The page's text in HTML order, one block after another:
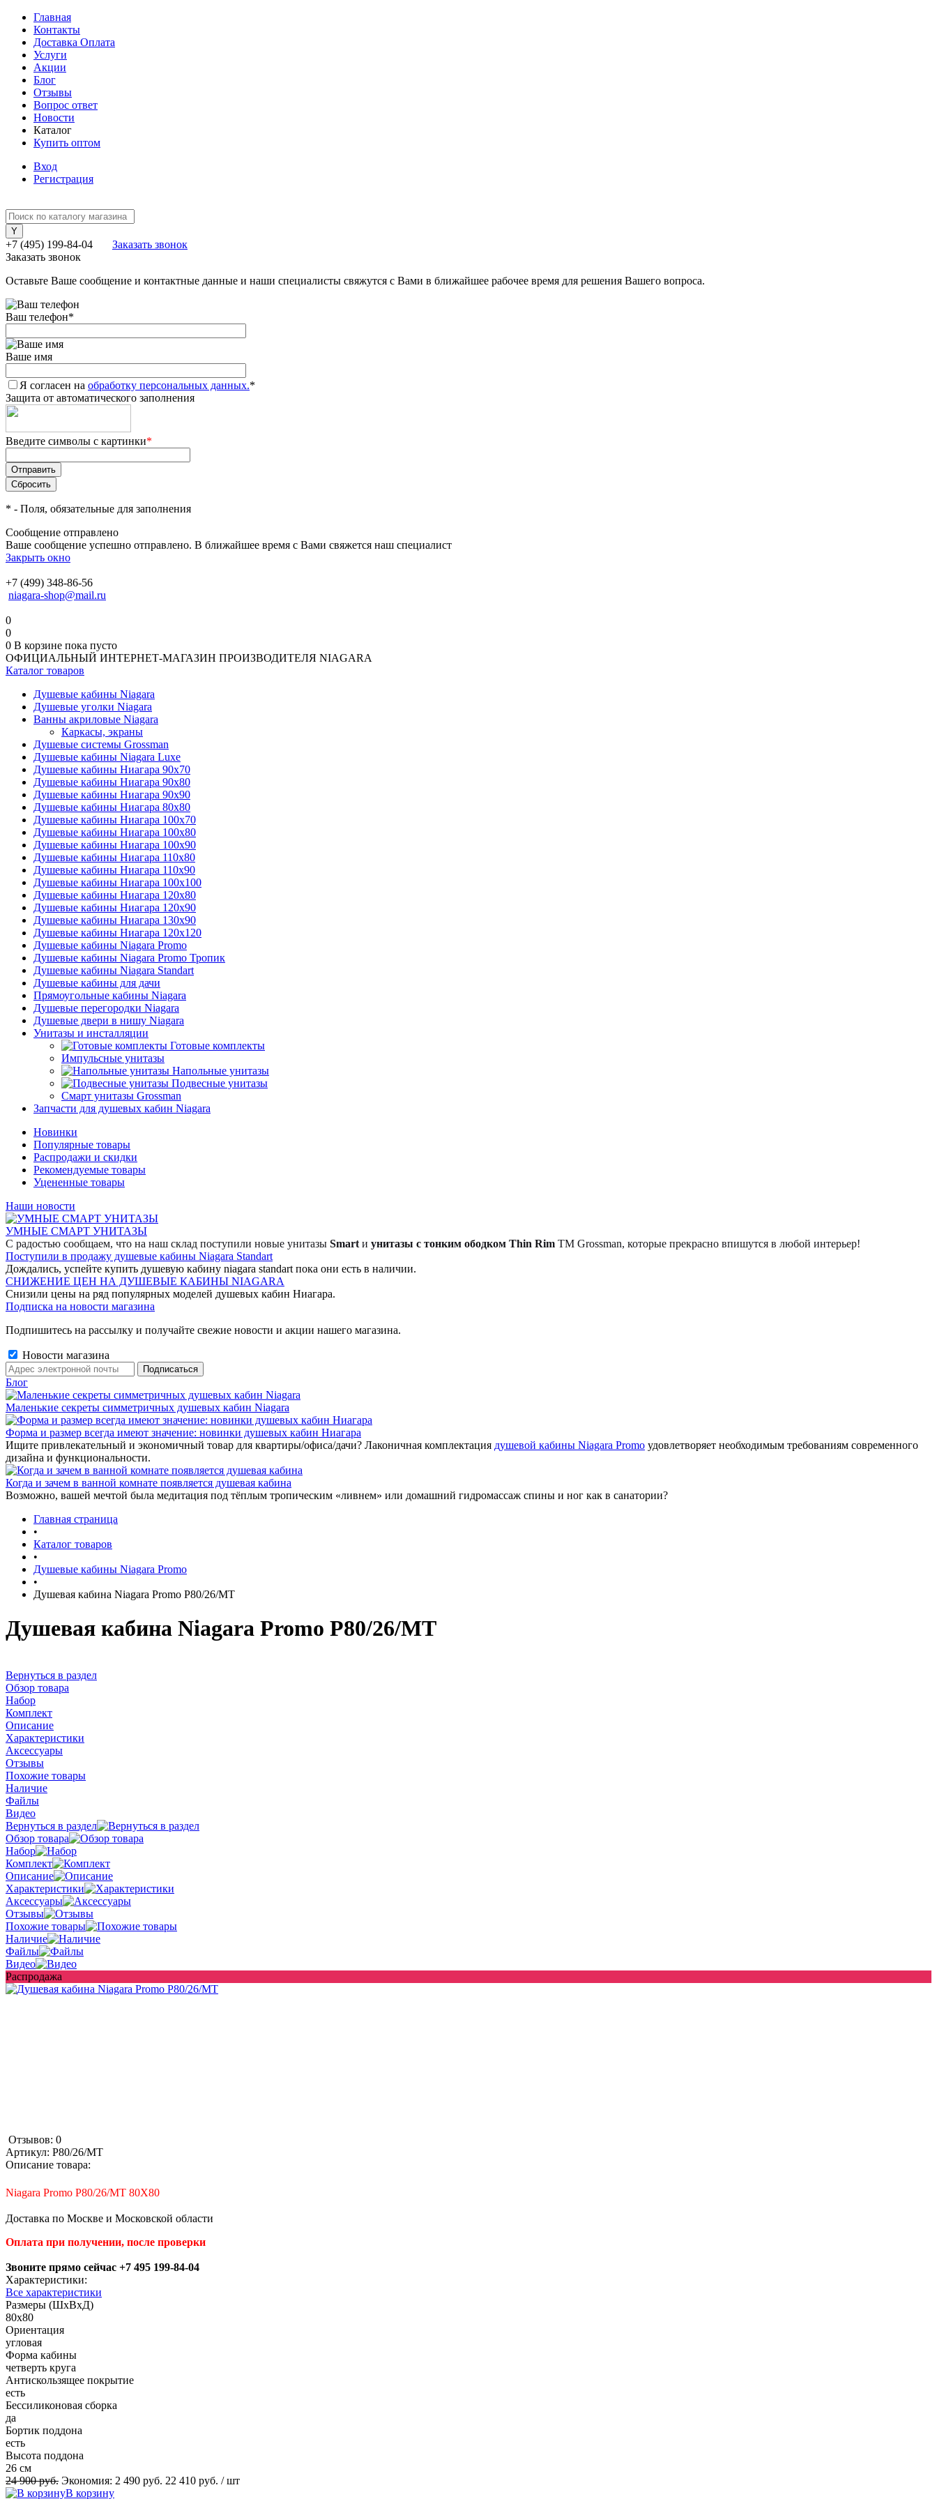
Главная
Контакты
Доставка Оплата
Услуги
Акции
Блог
Отзывы
Вопрос ответ
Новости
Каталог
Купить оптом
Вход
Регистрация
+7 (495) 199-84-04
Заказать звонок
Заказать звонок
Оставьте Ваше сообщение и контактные данные и наши специалисты свяжутся с Вами в ближайшее рабочее время для решения Вашего вопроса.
Ваш телефон*
Ваше имя
Я согласен на обработку персональных данных.*
Защита от автоматического заполнения
Введите символы с картинки*
* - Поля, обязательные для заполнения
Сообщение отправлено
Ваше сообщение успешно отправлено. В ближайшее время с Вами свяжется наш специалист
Закрыть окно
+7 (499) 348-86-56
niagara-shop@mail.ru
0
0
0 В корзине пока пусто
ОФИЦИАЛЬНЫЙ ИНТЕРНЕТ-МАГАЗИН ПРОИЗВОДИТЕЛЯ NIAGARA
Каталог товаров
Душевые кабины Niagara
Душевые уголки Niagara
Ванны акриловые Niagara
Каркасы, экраны
Душевые системы Grossman
Душевые кабины Niagara Luxe
Душевые кабины Ниагара 90x70
Душевые кабины Ниагара 90x80
Душевые кабины Ниагара 90x90
Душевые кабины Ниагара 80x80
Душевые кабины Ниагара 100x70
Душевые кабины Ниагара 100x80
Душевые кабины Ниагара 100x90
Душевые кабины Ниагара 110x80
Душевые кабины Ниагара 110x90
Душевые кабины Ниагара 100x100
Душевые кабины Ниагара 120x80
Душевые кабины Ниагара 120x90
Душевые кабины Ниагара 130x90
Душевые кабины Ниагара 120x120
Душевые кабины Niagara Promo
Душевые кабины Niagara Promo Тропик
Душевые кабины Niagara Standart
Душевые кабины для дачи
Прямоугольные кабины Niagara
Душевые перегородки Niagara
Душевые двери в нишу Niagara
Унитазы и инсталляции
Готовые комплекты
Импульсные унитазы
Напольные унитазы
Подвесные унитазы
Смарт унитазы Grossman
Запчасти для душевых кабин Niagara
Новинки
Популярные товары
Распродажи и скидки
Рекомендуемые товары
Уцененные товары
Наши новости
УМНЫЕ СМАРТ УНИТАЗЫ
С радостью сообщаем, что на наш склад поступили новые унитазы Smart и унитазы с тонким ободком Thin Rim TM Grossman, которые прекрасно впишутся в любой интерьер!
Поступили в продажу душевые кабины Niagara Standart
Дождались, успейте купить душевую кабину niagara standart пока они есть в наличии.
СНИЖЕНИЕ ЦЕН НА ДУШЕВЫЕ КАБИНЫ NIAGARA
Снизили цены на ряд популярных моделей душевых кабин Ниагара.
Подписка на новости магазина
Подпишитесь на рассылку и получайте свежие новости и акции нашего магазина.
Новости магазина
Блог
Маленькие секреты симметричных душевых кабин Niagara
Форма и размер всегда имеют значение: новинки душевых кабин Ниагара
Ищите привлекательный и экономичный товар для квартиры/офиса/дачи? Лаконичная комплектация душевой кабины Niagara Promo удовлетворяет необходимым требованиям современного
дизайна и функциональности.
Когда и зачем в ванной комнате появляется душевая кабина
Возможно, вашей мечтой была медитация под тёплым тропическим «ливнем» или домашний гидромассаж спины и ног как в санатории?
Главная страница
•
Каталог товаров
•
Душевые кабины Niagara Promo
•
Душевая кабина Niagara Promo P80/26/MT
Душевая кабина Niagara Promo P80/26/MT
Вернуться в раздел
Обзор товара
Набор
Комплект
Описание
Характеристики
Аксессуары
Отзывы
Похожие товары
Наличие
Файлы
Видео
Вернуться в раздел
Обзор товара
Набор
Комплект
Описание
Характеристики
Аксессуары
Отзывы
Похожие товары
Наличие
Файлы
Видео
Распродажа
Отзывов: 0
Артикул: P80/26/MT
Описание товара:
Niagara Promo P80/26/MT 80X80
Доставка по Москве и Московской области
Оплата при получении, после проверки
Звоните прямо сейчас +7 495 199-84-04
Характеристики:
Все характеристики
Размеры (ШхВхД)
80x80
Ориентация
угловая
Форма кабины
четверть круга
Антискользящее покрытие
есть
Беcсиликоновая сборка
да
Бортик поддона
есть
Высота поддона
26 см
24 900 руб. Экономия: 2 490 руб. 22 410 руб. / шт
В корзину